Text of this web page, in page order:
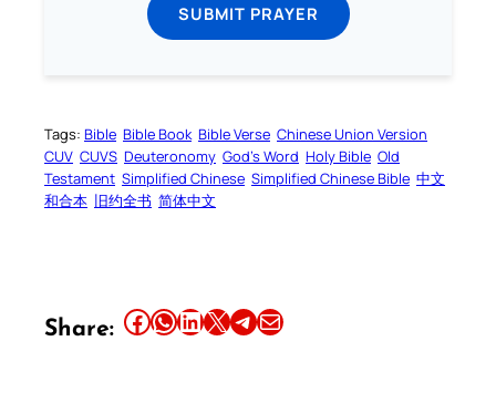
SUBMIT PRAYER
Tags: Bible Bible Book Bible Verse Chinese Union Version
CUV CUVS Deuteronomy God’s Word Holy Bible Old
Testament Simplified Chinese Simplified Chinese Bible 中文
和合本 旧约全书 简体中文
Share: Share this article on Facebook Share this article on WhatsApp Share this article on LinkedIn Share this article on X Share this article on TelegramEmail this Article